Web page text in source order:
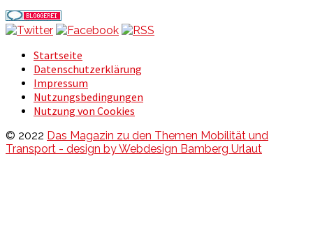
Startseite
Datenschutzerklärung
Impressum
Nutzungsbedingungen
Nutzung von Cookies
© 2022 Das Magazin zu den Themen Mobilität und
Transport - design by Webdesign Bamberg Urlaut